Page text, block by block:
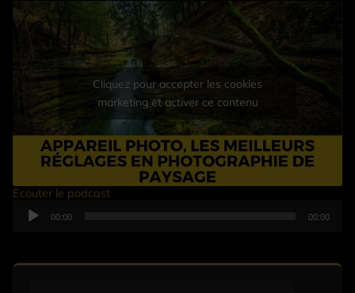
Cliquez pour accepter les cookies
marketing et activer ce contenu
Ecouter le podcast
Lecteur
00:00 00:00